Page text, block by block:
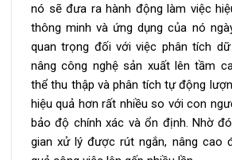
nó sẽ đưa ra hành động làm việc
thông minh và ứng dụng của nó
quan trọng đối với việc phân tích
nâng công nghệ sản xuất lên tầm
thể thu thập và phân tích tự động
hiệu quả hơn rất nhiều so với con
bảo độ chính xác và ổn định. Nhờ
gian xử lý được rút ngắn, nâng cao